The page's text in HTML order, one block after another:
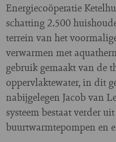
Energiecoöperatie
schatting 2.500
terrein van het
verwarmen met
gebruik gemaakt van de
oppervlaktewater, in dit
nabijgelegen Jacob van
systeem bestaat verder
buurtwarmtepompen en